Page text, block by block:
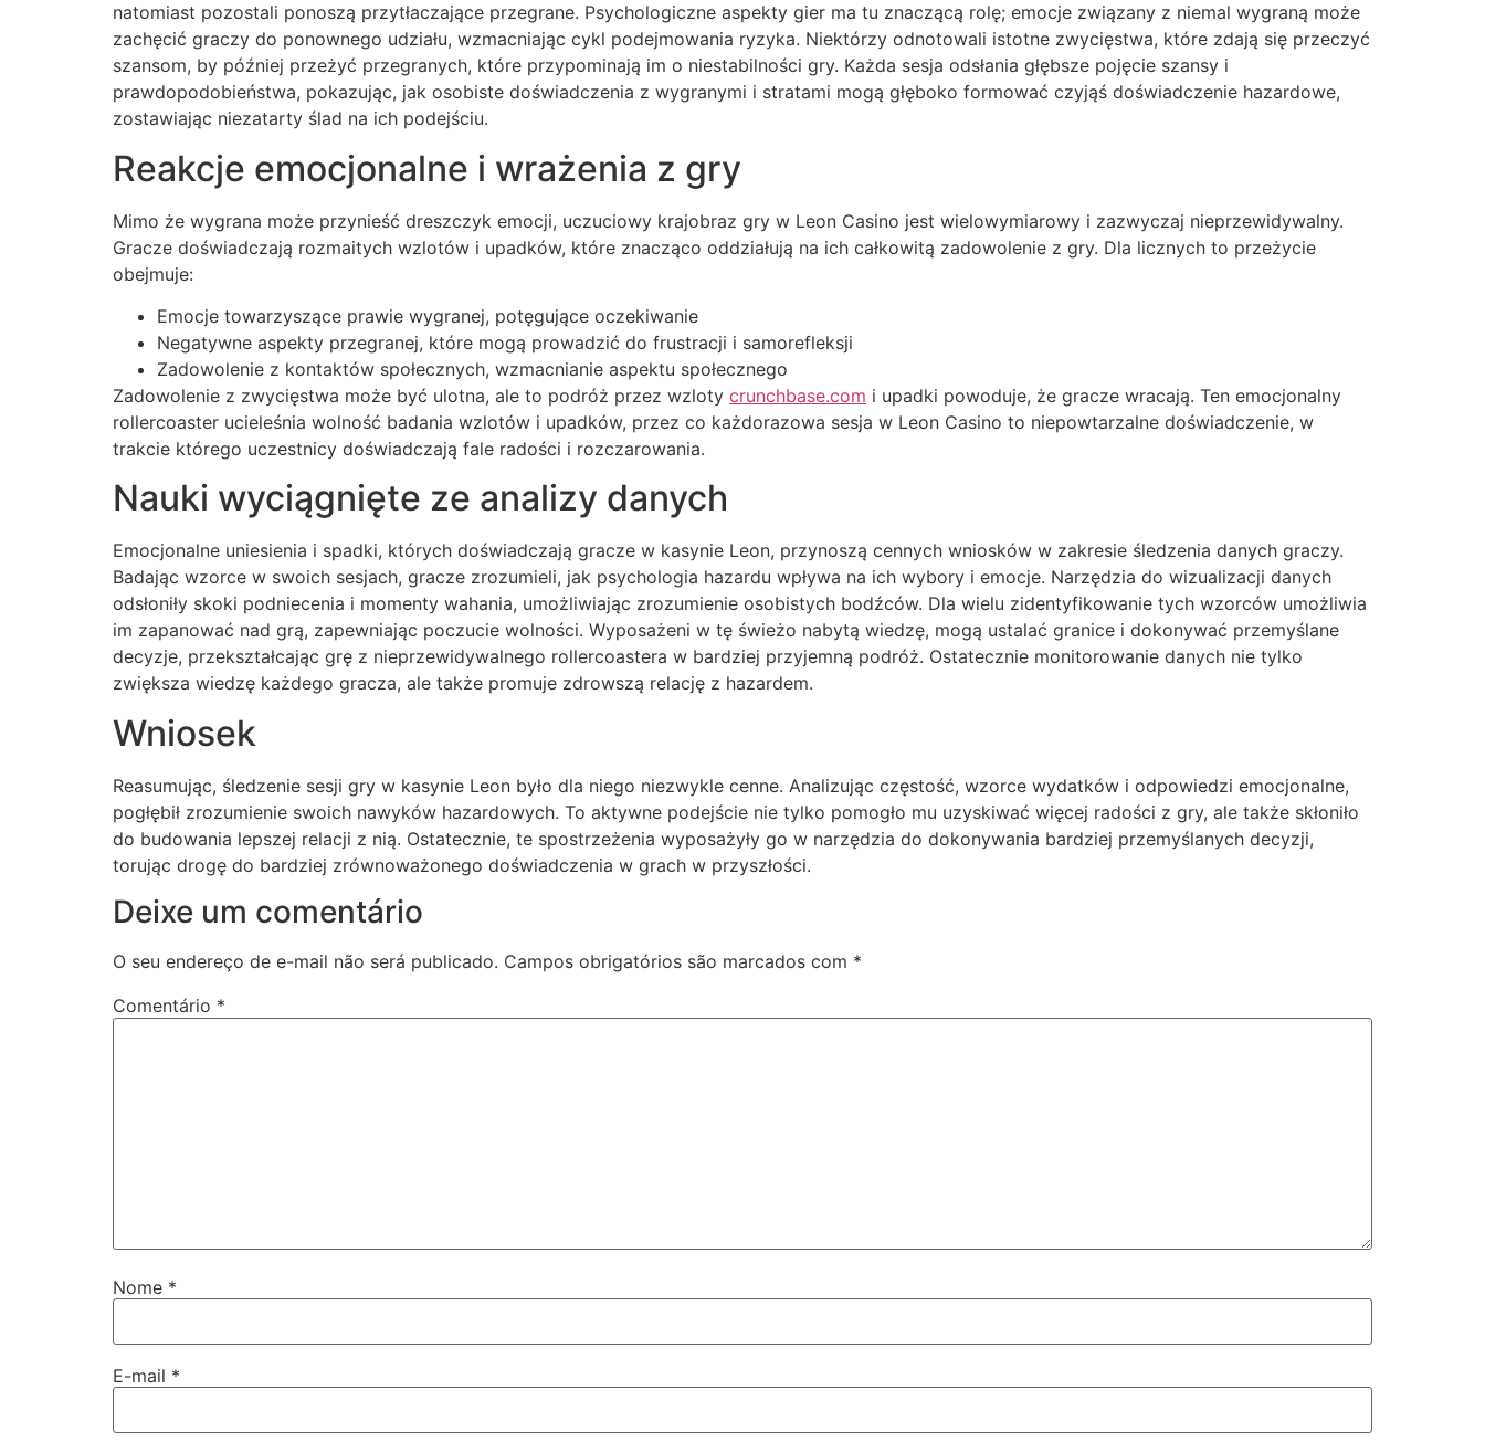
natomiast pozostali ponoszą przytłaczające przegrane. Psychologiczne aspekty gier ma tu znaczącą rolę; emocje związany z niemal wygraną może
zachęcić graczy do ponownego udziału, wzmacniając cykl podejmowania ryzyka. Niektórzy odnotowali istotne zwycięstwa, które zdają się przeczyć
szansom, by później przeżyć przegranych, które przypominają im o niestabilności gry. Każda sesja odsłania głębsze pojęcie szansy i
prawdopodobieństwa, pokazując, jak osobiste doświadczenia z wygranymi i stratami mogą głęboko formować czyjąś doświadczenie hazardowe,
zostawiając niezatarty ślad na ich podejściu.
Reakcje emocjonalne i wrażenia z gry
Mimo że wygrana może przynieść dreszczyk emocji, uczuciowy krajobraz gry w Leon Casino jest wielowymiarowy i zazwyczaj nieprzewidywalny.
Gracze doświadczają rozmaitych wzlotów i upadków, które znacząco oddziałują na ich całkowitą zadowolenie z gry. Dla licznych to przeżycie
obejmuje:
Emocje towarzyszące prawie wygranej, potęgujące oczekiwanie
Negatywne aspekty przegranej, które mogą prowadzić do frustracji i samorefleksji
Zadowolenie z kontaktów społecznych, wzmacnianie aspektu społecznego
Zadowolenie z zwycięstwa może być ulotna, ale to podróż przez wzloty crunchbase.com i upadki powoduje, że gracze wracają. Ten emocjonalny
rollercoaster ucieleśnia wolność badania wzlotów i upadków, przez co każdorazowa sesja w Leon Casino to niepowtarzalne doświadczenie, w
trakcie którego uczestnicy doświadczają fale radości i rozczarowania.
Nauki wyciągnięte ze analizy danych
Emocjonalne uniesienia i spadki, których doświadczają gracze w kasynie Leon, przynoszą cennych wniosków w zakresie śledzenia danych graczy.
Badając wzorce w swoich sesjach, gracze zrozumieli, jak psychologia hazardu wpływa na ich wybory i emocje. Narzędzia do wizualizacji danych
odsłoniły skoki podniecenia i momenty wahania, umożliwiając zrozumienie osobistych bodźców. Dla wielu zidentyfikowanie tych wzorców umożliwia
im zapanować nad grą, zapewniając poczucie wolności. Wyposażeni w tę świeżo nabytą wiedzę, mogą ustalać granice i dokonywać przemyślane
decyzje, przekształcając grę z nieprzewidywalnego rollercoastera w bardziej przyjemną podróż. Ostatecznie monitorowanie danych nie tylko
zwiększa wiedzę każdego gracza, ale także promuje zdrowszą relację z hazardem.
Wniosek
Reasumując, śledzenie sesji gry w kasynie Leon było dla niego niezwykle cenne. Analizując częstość, wzorce wydatków i odpowiedzi emocjonalne,
pogłębił zrozumienie swoich nawyków hazardowych. To aktywne podejście nie tylko pomogło mu uzyskiwać więcej radości z gry, ale także skłoniło
do budowania lepszej relacji z nią. Ostatecznie, te spostrzeżenia wyposażyły go w narzędzia do dokonywania bardziej przemyślanych decyzji,
torując drogę do bardziej zrównoważonego doświadczenia w grach w przyszłości.
Deixe um comentário
O seu endereço de e-mail não será publicado. Campos obrigatórios são marcados com *
Comentário *
Nome *
E-mail *